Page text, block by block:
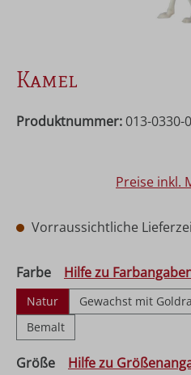
Kamel
Produktnummer: 013-0330-
Preise inkl.
Vorraussichtliche
Farbeauswählen
Hilfe zu
Natur Gewachst mit
Bemalt
Größeauswählen
Hilfe zu